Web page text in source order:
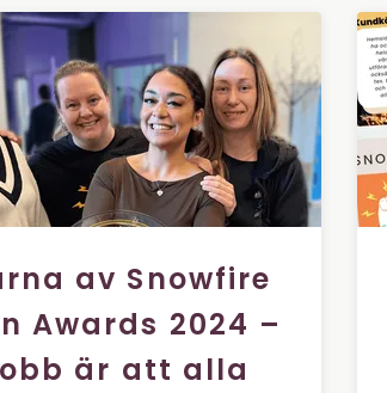
av Snowfire
Awards 2024 –
är att alla